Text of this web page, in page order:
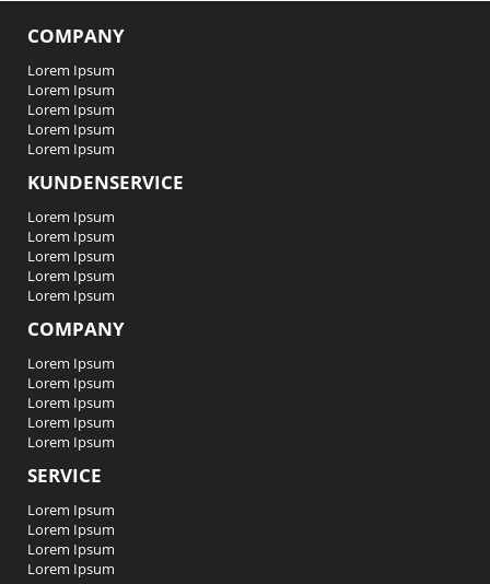
COMPANY
Lorem Ipsum
Lorem Ipsum
Lorem Ipsum
Lorem Ipsum
Lorem Ipsum
KUNDENSERVICE
Lorem Ipsum
Lorem Ipsum
Lorem Ipsum
Lorem Ipsum
Lorem Ipsum
COMPANY
Lorem Ipsum
Lorem Ipsum
Lorem Ipsum
Lorem Ipsum
Lorem Ipsum
SERVICE
Lorem Ipsum
Lorem Ipsum
Lorem Ipsum
Lorem Ipsum